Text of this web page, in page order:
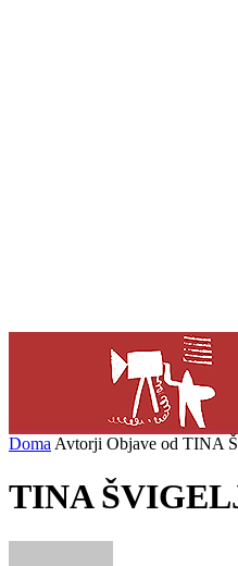
Doma Avtorji Objave od TINA
TINA